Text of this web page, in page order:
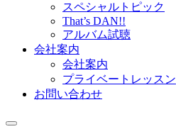
スペシャルトピック
That’s DAN!!
アルバム試聴
会社案内
会社案内
プライベートレッスン
お問い合わせ